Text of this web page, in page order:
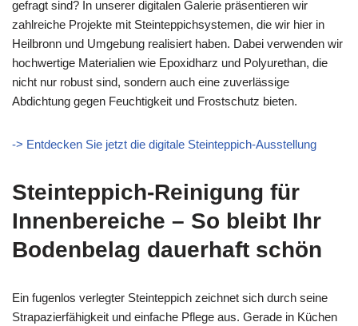
gefragt sind? In unserer digitalen Galerie präsentieren wir
zahlreiche Projekte mit Steinteppichsystemen, die wir hier in
Heilbronn und Umgebung realisiert haben. Dabei verwenden wir
hochwertige Materialien wie Epoxidharz und Polyurethan, die
nicht nur robust sind, sondern auch eine zuverlässige
Abdichtung gegen Feuchtigkeit und Frostschutz bieten.
-> Entdecken Sie jetzt die digitale Steinteppich-Ausstellung
Steinteppich-Reinigung für
Innenbereiche – So bleibt Ihr
Bodenbelag dauerhaft schön
Ein fugenlos verlegter Steinteppich zeichnet sich durch seine
Strapazierfähigkeit und einfache Pflege aus. Gerade in Küchen